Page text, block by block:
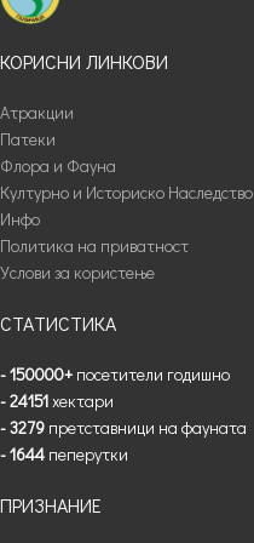
КОРИСНИ ЛИНКОВИ
Атракции
Патеки
Флора и Фауна
Културно и Историско Наследство
Инфо
Политика на приватност
Услови за користење
СТАТИСТИКА
- 150000+ посетители годишно
- 24151хектари
- 3279 претставници на фауната
- 1644 пеперутки
ПРИЗНАНИЕ